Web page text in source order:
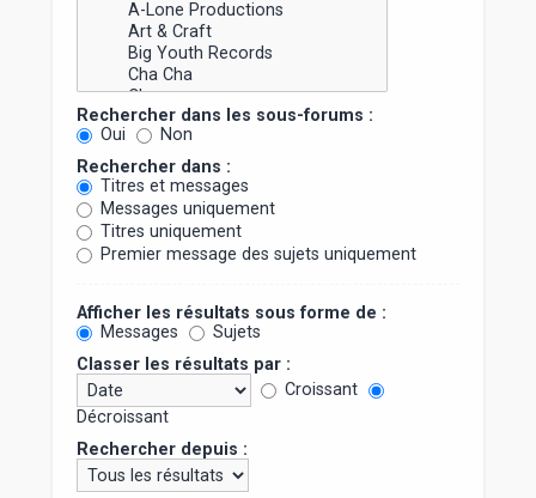
Rechercher dans les sous-forums :
Oui
Non
Rechercher dans :
Titres et messages
Messages uniquement
Titres uniquement
Premier message des sujets uniquement
Afficher les résultats sous forme de :
Messages
Sujets
Classer les résultats par :
Croissant
Décroissant
Rechercher depuis :